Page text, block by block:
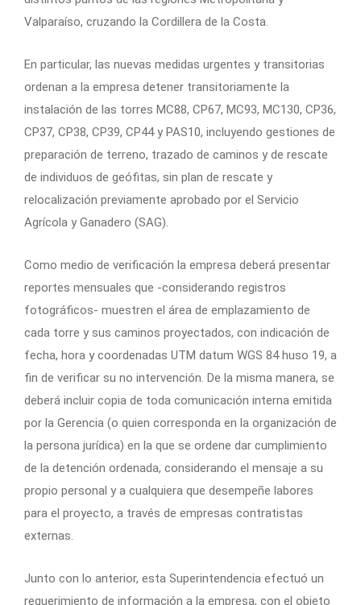
Valparaíso, cruzando la Cordillera de la Costa.
En particular, las nuevas medidas urgentes y transitorias
ordenan a la empresa detener transitoriamente la
instalación de las torres MC88, CP67, MC93, MC130, CP36,
CP37, CP38, CP39, CP44 y PAS10, incluyendo gestiones de
preparación de terreno, trazado de caminos y de rescate
de individuos de geófitas, sin plan de rescate y
relocalización previamente aprobado por el Servicio
Agrícola y Ganadero (SAG).
Como medio de verificación la empresa deberá presentar
reportes mensuales que -considerando registros
fotográficos- muestren el área de emplazamiento de
cada torre y sus caminos proyectados, con indicación de
fecha, hora y coordenadas UTM datum WGS 84 huso 19, a
fin de verificar su no intervención. De la misma manera, se
deberá incluir copia de toda comunicación interna emitida
por la Gerencia (o quien corresponda en la organización de
la persona jurídica) en la que se ordene dar cumplimiento
de la detención ordenada, considerando el mensaje a su
propio personal y a cualquiera que desempeñe labores
para el proyecto, a través de empresas contratistas
externas.
Junto con lo anterior, esta Superintendencia efectuó un
requerimiento de información a la empresa, con el objeto